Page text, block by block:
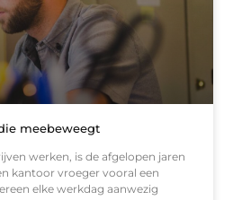
meebeweegt
werken, is de afgelopen jaren
kantoor vroeger vooral een
elke werkdag aanwezig